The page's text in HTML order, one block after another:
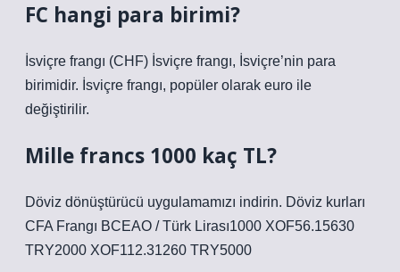
FC hangi para birimi?
İsviçre frangı (CHF) İsviçre frangı, İsviçre’nin para
birimidir. İsviçre frangı, popüler olarak euro ile
değiştirilir.
Mille francs 1000 kaç TL?
Döviz dönüştürücü uygulamamızı indirin. Döviz kurları
CFA Frangı BCEAO / Türk Lirası1000 XOF56.15630
TRY2000 XOF112.31260 TRY5000